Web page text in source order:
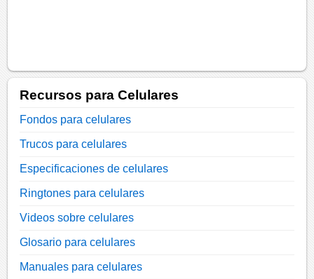
Recursos para Celulares
Fondos para celulares
Trucos para celulares
Especificaciones de celulares
Ringtones para celulares
Videos sobre celulares
Glosario para celulares
Manuales para celulares